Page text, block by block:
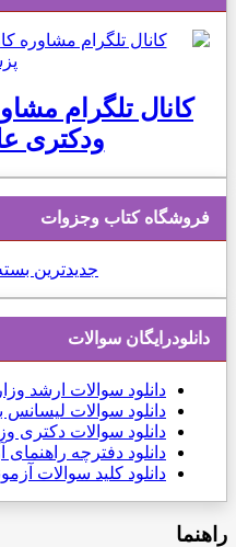
کانال تلگرام
ودکتری
فروشگاه کتاب وجزوات
جدیدترین
دانلودرایگان سوالات
دانلود سوالات ارشد
دانلود سوالات
دانلود سوالات دکتری
دانلود دفترچه راهنمای
دانلود کلید سوالات
راهنما